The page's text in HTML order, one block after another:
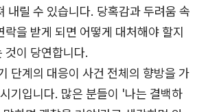
내릴 수 있습니다. 당혹감과 두려움 속
락을 받게 되면 어떻게 대처해야 할지
것이 당연합니다.
단계의 대응이 사건 전체의 향방을 가
기입니다. 많은 분들이 '나는 결백하